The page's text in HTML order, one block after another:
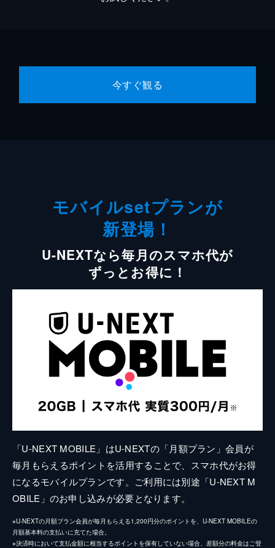
今すぐ観る
モバイルsetプランが
新登場！
U-NEXTなら毎月のスマホ代が
ずっとお得に！
「U-NEXT MOBILE」はU-NEXTの「月額プラン」会員が
毎月もらえるポイントを活用することで、スマホ代がお得
になるモバイルプランです。ご利用には別途「U-NEXT M
OBILE」のお申し込みが必要となります。
※U-NEXTの月額プラン会員が毎月もらえる1,200円分のポイントを、U-NEXT MOBILEの
月額基本料の支払いに充てた場合。
※決済時において支払金額に相当するポイントを保有していない場合、差額分の料金はご登